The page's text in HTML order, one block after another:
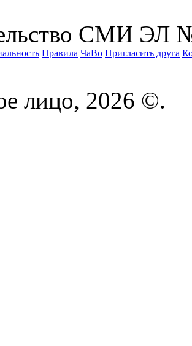
СМИ ЭЛ
Правила ЧаВо Пригласить друга
лицо, 2026 ©.